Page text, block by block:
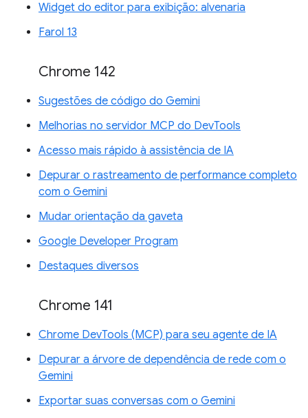
Widget do editor para exibição: alvenaria
Farol 13
Chrome 142
Sugestões de código do Gemini
Melhorias no servidor MCP do DevTools
Acesso mais rápido à assistência de IA
Depurar o rastreamento de performance completo
com o Gemini
Mudar orientação da gaveta
Google Developer Program
Destaques diversos
Chrome 141
Chrome DevTools (MCP) para seu agente de IA
Depurar a árvore de dependência de rede com o
Gemini
Exportar suas conversas com o Gemini